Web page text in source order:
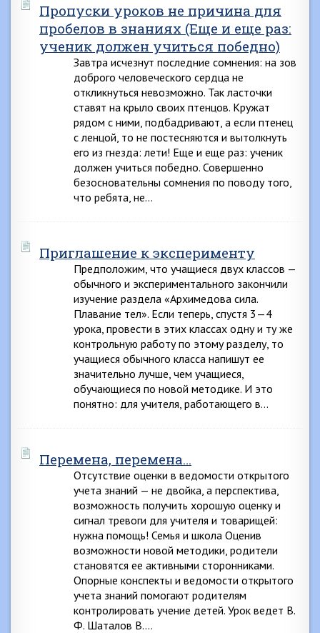
Пропуски уроков не причина для
пробелов в знаниях (Еще и еще раз:
ученик должен учиться победно)
Завтра исчезнут последние сомнения: на зов
доброго человеческого сердца не
откликнуться невозможно. Так ласточки
ставят на крыло своих птенцов. Кружат
рядом с ними, подбадривают, а если птенец
с ленцой, то не постесняются и вытолкнуть
его из гнезда: лети! Еще и еще раз: ученик
должен учиться победно. Совершенно
безосновательны сомнения по поводу того,
что ребята, не…
Приглашение к эксперименту
Предположим, что учащиеся двух классов —
обычного и экспериментального закончили
изучение раздела «Архимедова сила.
Плавание тел». Если теперь, спустя 3—4
урока, провести в этих классах одну и ту же
контрольную работу по этому разделу, то
учащиеся обычного класса напишут ее
значительно лучше, чем учащиеся,
обучающиеся по новой методике. И это
понятно: для учителя, работающего в…
Перемена, перемена…
Отсутствие оценки в ведомости открытого
учета знаний — не двойка, а перспектива,
возможность получить хорошую оценку и
сигнал тревоги для учителя и товарищей:
нужна помощь! Семья и школа Оценив
возможности новой методики, родители
становятся ее активными сторонниками.
Опорные конспекты и ведомости открытого
учета знаний помогают родителям
контролировать учение детей. Урок ведет В.
Ф. Шаталов В….